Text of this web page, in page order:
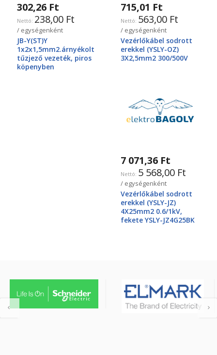
302,26 Ft
238,00 Ft
/ egységenként
JB-Y(ST)Y
1x2x1,5mm2.árnyékolt
tűzjező vezeték, piros
köpenyben
715,01 Ft
563,00 Ft
/ egységenként
Vezérlőkábel sodrott
erekkel (YSLY-OZ)
3X2,5mm2 300/500V
7 071,36 Ft
5 568,00 Ft
/ egységenként
Vezérlőkábel sodrott
erekkel (YSLY-JZ)
4X25mm2 0.6/1kV,
fekete YSLY-JZ4G25BK